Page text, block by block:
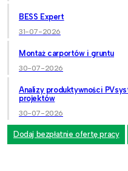
BESS Expert
31-07-2026
Montaż carportów i gruntu
30-07-2026
Analizy produktywności
projektów
30-07-2026
Dodaj bezpłatnie ofertę pracy